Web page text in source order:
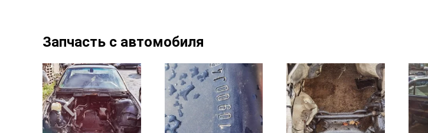
Запчасть с автомобиля